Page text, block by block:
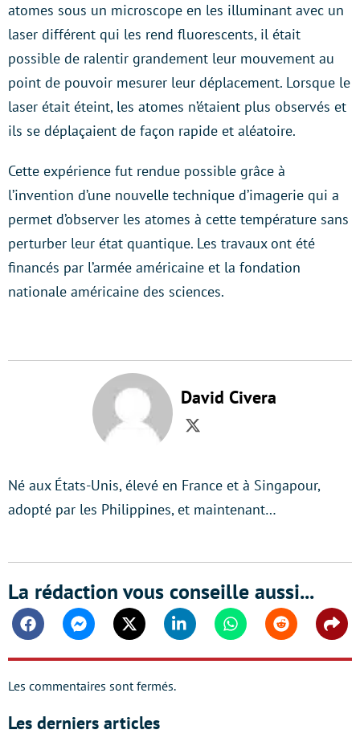
atomes sous un microscope en les illuminant avec un
laser différent qui les rend fluorescents, il était
possible de ralentir grandement leur mouvement au
point de pouvoir mesurer leur déplacement. Lorsque le
laser était éteint, les atomes n’étaient plus observés et
ils se déplaçaient de façon rapide et aléatoire.
Cette expérience fut rendue possible grâce à
l’invention d’une nouvelle technique d’imagerie qui a
permet d’observer les atomes à cette température sans
perturber leur état quantique. Les travaux ont été
financés par l’armée américaine et la fondation
nationale américaine des sciences.
David Civera
Twitter
Né aux États-Unis, élevé en France et à Singapour,
adopté par les Philippines, et maintenant…
La rédaction vous conseille aussi...
FacebookMessengerTwitter Linkedin WhatsappReddit
Les commentaires sont fermés.
Les derniers articles